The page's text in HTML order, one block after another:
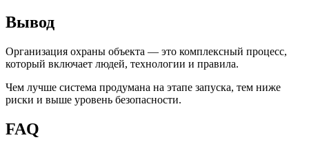
Вывод
Организация охраны объекта — это комплексный процесс,
который включает людей, технологии и правила.
Чем лучше система продумана на этапе запуска, тем ниже
риски и выше уровень безопасности.
FAQ